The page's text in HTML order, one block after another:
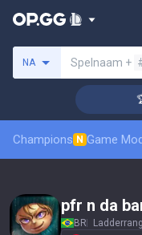
NA Spelnaam +
🏆
Champions N Game
pfr n da
BR Ladderrang